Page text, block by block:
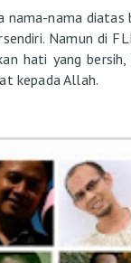
nama-nama diatas
Namun di
hati yang
kepada Allah.